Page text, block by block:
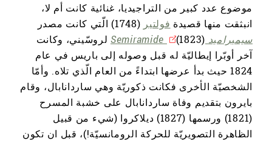
موضوع عدد كبير من التراجيديا، غنائية كانت أم لا،
انبثقت منها قصيدة فولتير (1748) الّتي كانت مصدر
سيميراميد Semiramide
(1823) لروسّيني، وكانت
آخر أوبّرا إيطاليّة له قبل وصوله إلى باريس في عام
1824 حيث بدأ عرضها ابتداءً من العام الّذي تلاه. وأمّا
الشخصيّة الأخرى فكانت ذكوريّة وهي ساردانابال، وقام
بايرون بتقديم وفاة ساردانابال على خشبة المسرح
(1821) ورسمها (1827) ديلاكروا (شيء من قبيل
الظاهرة التصويريّة للحركة الرومانسيّة!)، قبل ان تكون